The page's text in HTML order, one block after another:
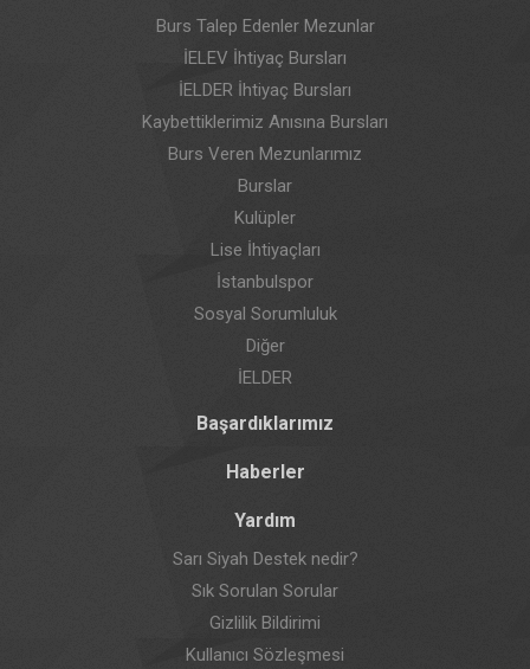
Burs Talep Edenler Mezunlar
İELEV İhtiyaç Bursları
İELDER İhtiyaç Bursları
Kaybettiklerimiz Anısına Bursları
Burs Veren Mezunlarımız
Burslar
Kulüpler
Lise İhtiyaçları
İstanbulspor
Sosyal Sorumluluk
Diğer
İELDER
Başardıklarımız
Haberler
Yardım
Sarı Siyah Destek nedir?
Sık Sorulan Sorular
Gizlilik Bildirimi
Kullanıcı Sözleşmesi